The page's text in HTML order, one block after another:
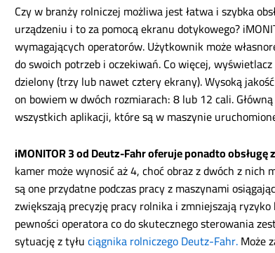
Czy w branży rolniczej możliwa jest łatwa i szybka
urządzeniu i to za pomocą ekranu dotykowego?
wymagających operatorów. Użytkownik może
do swoich potrzeb i oczekiwań. Co więcej,
dzielony (trzy lub nawet cztery ekrany). Wysoką
on bowiem w dwóch rozmiarach: 8 lub 12 cali.
wszystkich aplikacji, które są w maszynie
iMONITOR 3 od Deutz-Fahr oferuje ponadto
kamer może wynosić aż 4, choć obraz z dwóch z
są one przydatne podczas pracy z maszynami
zwiększają precyzję pracy rolnika i zmniejszają
pewności operatora co do skutecznego sterowania
sytuację z tyłuciągnika rolniczego Deutz-Fahr.Może